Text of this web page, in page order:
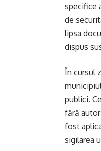
specifice
de
lipsa
dispus
În cursul
publici.
fără
fost
sigilarea